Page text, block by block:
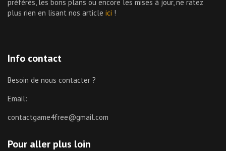
préférés, les bons plans ou encore les mises à jour, ne ratez
plus rien en lisant nos article ici !
Info contact
Besoin de nous contacter ?
Email:
contactgame4free@gmail.com
Pour aller plus loin